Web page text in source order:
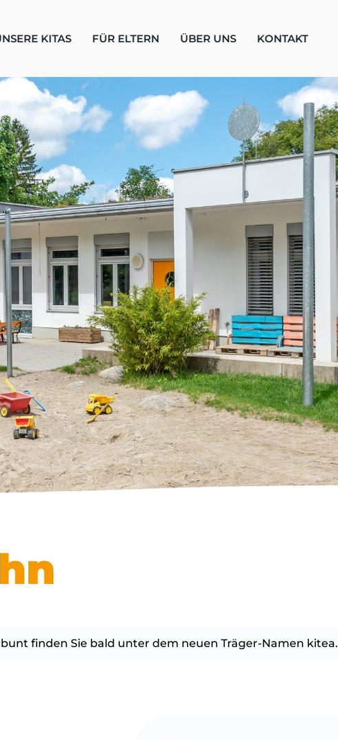
KITAS FÜR ELTERN ÜBER UNS KONTAKT
finden Sie bald unter dem neuen Träger-Namen kitea.